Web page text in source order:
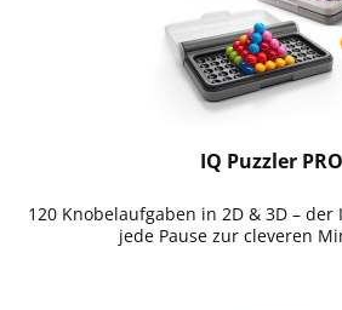
IQ Puzzler PRO
120 Knobelaufgaben in 2D & 3D – der
jede Pause zur cleveren